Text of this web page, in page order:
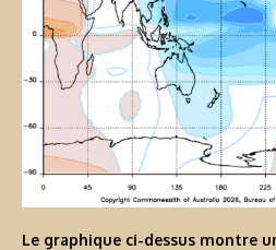
Le graphique ci-dessus montre